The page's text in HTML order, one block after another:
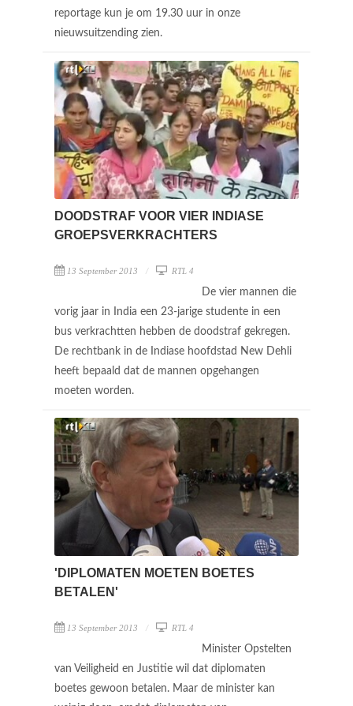
reportage kun je om 19.30 uur in onze
nieuwsuitzending zien.
DOODSTRAF VOOR VIER INDIASE
GROEPSVERKRACHTERS
13 September 2013 RTL 4
De vier mannen die
vorig jaar in India een 23-jarige studente in een
bus verkrachtten hebben de doodstraf gekregen.
De rechtbank in de Indiase hoofdstad New Dehli
heeft bepaald dat de mannen opgehangen
moeten worden.
'DIPLOMATEN MOETEN BOETES
BETALEN'
13 September 2013 RTL 4
Minister Opstelten
van Veiligheid en Justitie wil dat diplomaten
boetes gewoon betalen. Maar de minister kan